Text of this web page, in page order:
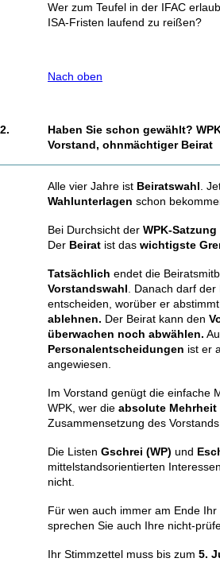
Wer zum Teufel in der IFAC
ISA-Fristen laufend zu reißen?
Nach oben
2.
Haben Sie schon gewählt?
Vorstand, ohnmächtiger Beirat
Alle vier Jahre ist Beiratswahl .
Wahlunterlagen schon
Bei Durchsicht der WPK-Satzung
Der Beirat ist das wichtigste
Tatsächlich endet die
Vorstandswahl . Danach darf
entscheiden, worüber er
ablehnen. Der Beirat kann den
überwachen noch abwählen.
Personalentscheidungen ist er
angewiesen.
Im Vorstand genügt die einfache
WPK, wer die absolute Mehrheit
Zusammensetzung des
Die Listen Gschrei (WP) und
mittelstandsorientierten
nicht.
Für wen auch immer am Ende Ihr
sprechen Sie auch Ihre nicht-
Ihr Stimmzettel muss bis zum 5.